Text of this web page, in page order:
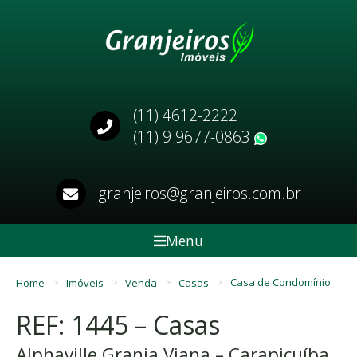
(11) 4612-2222
(11) 9 9677-0863
granjeiros@granjeiros.com.br
Menu
Home Imóveis Venda Casas Casa de Condomínio
REF: 1445 – Casas